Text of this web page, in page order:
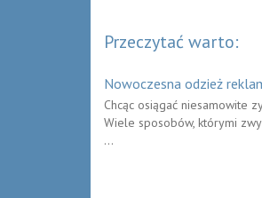
Przeczytać warto:
Nowoczesna odzież
Chcąc osiągać niesamowite
Wiele sposobów, którymi
...